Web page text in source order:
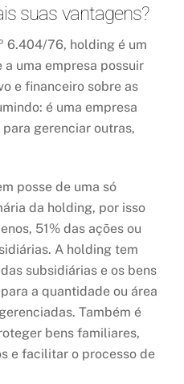
suas vantagens?
6.404/76, holding é um
uma empresa possuir
e financeiro sobre as
é uma empresa
gerenciar outras,
posse de uma só
da holding, por isso
51% das ações ou
A holding tem
subsidiárias e os bens
a quantidade ou área
Também é
bens familiares,
e facilitar o processo de